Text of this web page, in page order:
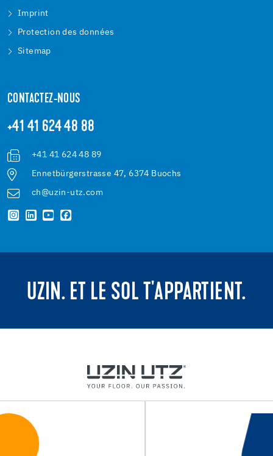
Imprint
Protection des données
Sitemap
CONTACTEZ-NOUS
+41 41 624 48 88
+41 41 624 48 89
Ennetbürgerstrasse 47, 6374 Buochs
ch@uzin-utz.com
UZIN. ET LE SOL T'APPARTIENT.